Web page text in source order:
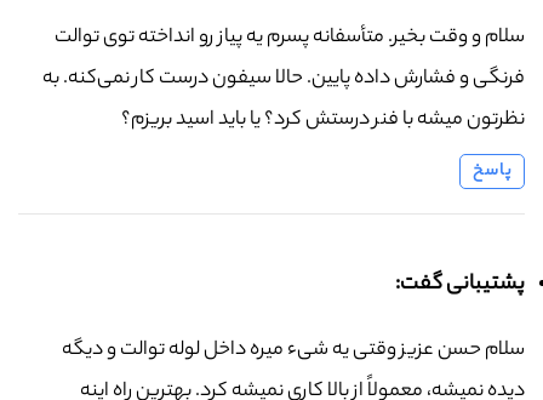
سلام و وقت بخیر. متأسفانه پسرم یه پیاز رو انداخته توی توالت
فرنگی و فشارش داده پایین. حالا سیفون درست کار نمی‌کنه. به
نظرتون میشه با فنر درستش کرد؟ یا باید اسید بریزم؟
پاسخ
پشتیبانی گفت:
سلام حسن عزیز وقتی یه شیء میره داخل لوله توالت و دیگه
دیده نمیشه، معمولاً از بالا کاری نمیشه کرد. بهترین راه اینه